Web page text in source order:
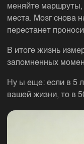
меняйте маршруты,
места. Мозг снова
перестанет
В итоге жизнь
запомненных
Ну ы еще: если в 5
вашей жизни, то в